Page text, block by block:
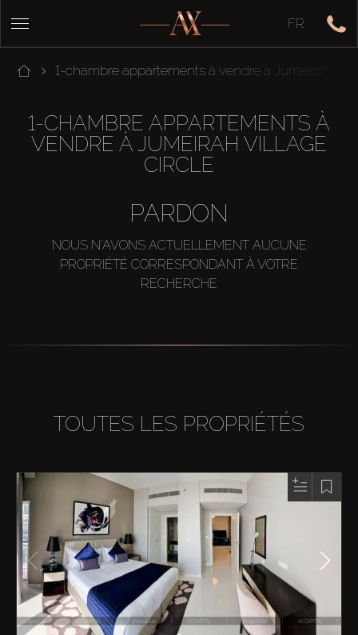
FR
1-chambre appartements à vendre à Jumeirah
1-CHAMBRE APPARTEMENTS À
VENDRE À JUMEIRAH VILLAGE
CIRCLE
PARDON
NOUS N'AVONS ACTUELLEMENT AUCUNE
PROPRIÉTÉ CORRESPONDANT À VOTRE
RECHERCHE
TOUTES LES PROPRIÉTÉS